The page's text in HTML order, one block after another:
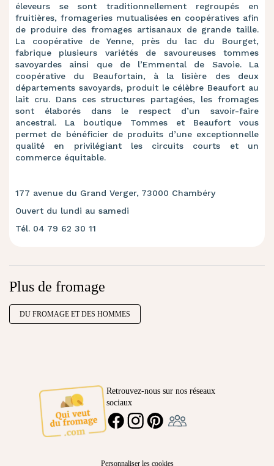
éleveurs se sont traditionnellement regroupés en
fruitières, fromageries mutualisées en coopératives afin
de produire des fromages artisanaux de grande taille.
La coopérative de Yenne, près du lac du Bourget,
fabrique plusieurs variétés de savoureuses tommes
savoyardes ainsi que de l’Emmental de Savoie. La
coopérative du Beaufortain, à la lisière des deux
départements savoyards, produit le célèbre Beaufort au
lait cru. Dans ces structures partagées, les fromages
sont élaborés dans le respect d’un savoir-faire
ancestral. La boutique Tommes et Beaufort vous
permet de bénéficier de produits d’une exceptionnelle
qualité en privilégiant les circuits courts et un
commerce équitable.
177 avenue du Grand Verger, 73000 Chambéry
Ouvert du lundi au samedi
Tél. 04 79 62 30 11
Plus de fromage
DU FROMAGE ET DES HOMMES
Retrouvez-nous sur nos réseaux
sociaux
FACEBOOKINSTAGRAMPINTEREST
Personnaliser les cookies